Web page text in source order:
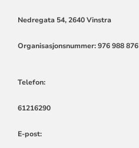
Nedregata 54, 2640 Vinstra
Organisasjonsnummer: 976 988 876
Telefon:
61216290
E-post: